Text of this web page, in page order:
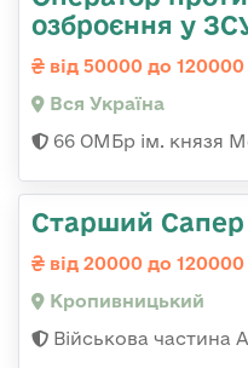
озброєння у
від 50000 до 120000
Вся Україна
66 ОМБр ім. князя
Старший Сапер
від 20000 до 120000
Кропивницький
Військова частина